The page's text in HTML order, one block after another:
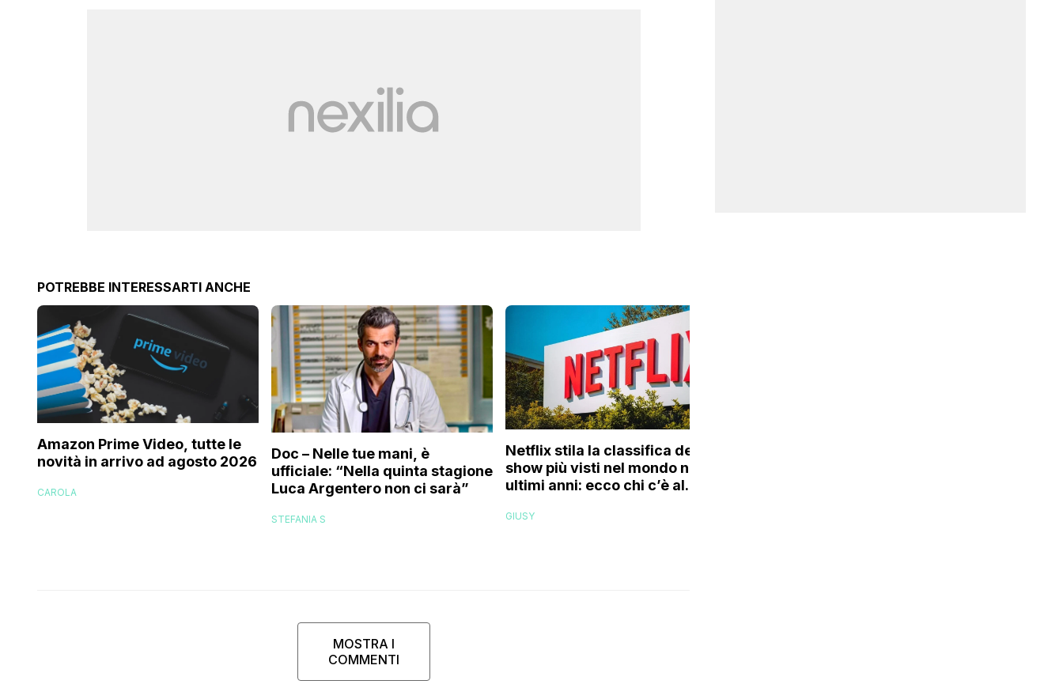
POTREBBE INTERESSARTI ANCHE
Amazon Prime Video, tutte le
novità in arrivo ad agosto 2026
CAROLA
Doc – Nelle tue mani, è
ufficiale: “Nella quinta stagione
Luca Argentero non ci sarà”
STEFANIA S
Netflix stila la classifica degli
show più visti nel mondo negli
ultimi anni: ecco chi c’è al
GIUSY
MOSTRA I
COMMENTI